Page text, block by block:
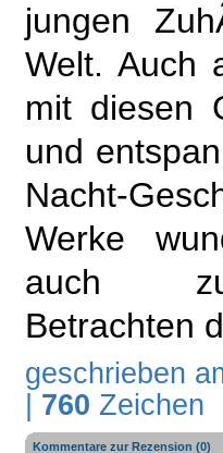
jungen
Welt. Auch
mit diesen
und
Nacht-
Werke
auch
Betrachten
geschrieben
760 Zeichen
Kommentare zur Rezension (0)